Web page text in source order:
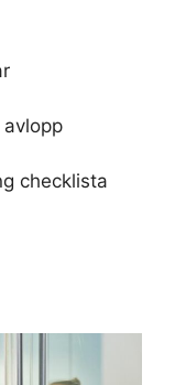
checklista